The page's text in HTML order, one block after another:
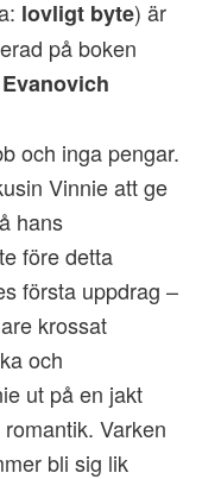
lovligt byte) är
på boken
och inga pengar.
Vinnie att ge
hans
före detta
första uppdrag –
krossat
och
ut på en jakt
Varken
bli sig lik